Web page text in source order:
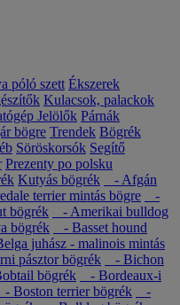
póló szett Ékszerek
Kulacsok, palackok
Jelölők Párnák
bögre Trendek Bögrék
Söröskorsók Segítő
Prezenty po polsku
Kutyás bögrék
- Afgán
terrier mintás bögre
-
bögrék
- Amerikai bulldog
bögrék
- Basset hound
juhász - malinois mintás
pásztor bögrék
- Bichon
bögrék
- Bordeaux-i
- Boston terrier bögrék
-